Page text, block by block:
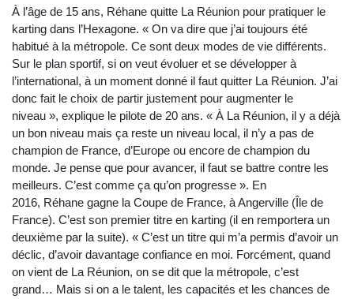
À l’âge de 15 ans, Réhane quitte La Réunion pour pratiquer le
karting dans l’Hexagone. « On va dire que j’ai toujours été
habitué à la métropole. Ce sont deux modes de vie différents.
Sur le plan sportif, si on veut évoluer et se développer à
l’international, à un moment donné il faut quitter La Réunion. J’ai
donc fait le choix de partir justement pour augmenter le
niveau », explique le pilote de 20 ans. « À La Réunion, il y a déjà
un bon niveau mais ça reste un niveau local, il n’y a pas de
champion de France, d’Europe ou encore de champion du
monde. Je pense que pour avancer, il faut se battre contre les
meilleurs. C’est comme ça qu’on progresse ». En
2016, Réhane gagne la Coupe de France, à Angerville (Île de
France). C’est son premier titre en karting (il en remportera un
deuxième par la suite). « C’est un titre qui m’a permis d’avoir un
déclic, d’avoir davantage confiance en moi. Forcément, quand
on vient de La Réunion, on se dit que la métropole, c’est
grand… Mais si on a le talent, les capacités et les chances de